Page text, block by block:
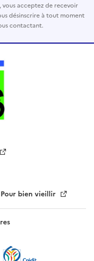
vous acceptez de recevoir
désinscrire à tout moment
contactant.
Pour bien vieillir